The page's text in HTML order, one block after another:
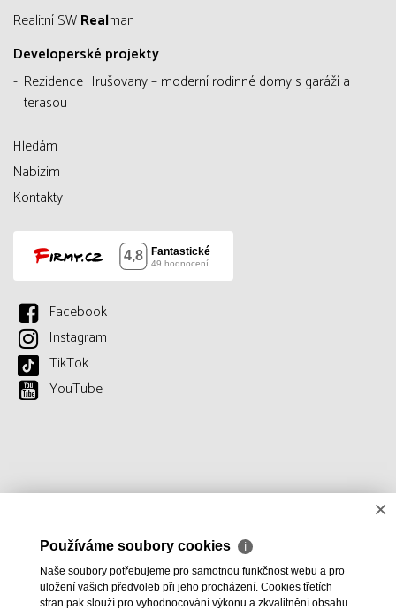
Realitní SWRealman
Developerské projekty
Rezidence Hrušovany – moderní rodinné domy s garáží a
terasou
Hledám
Nabízím
Kontakty
Facebook
Instagram
TikTok
YouTube
×
Používáme soubory cookies ℹ
Naše soubory potřebujeme pro samotnou funkčnost webu a pro
uložení vašich předvoleb při jeho procházení. Cookies třetích
stran pak slouží pro vyhodnocování výkonu a zkvalitnění obsahu